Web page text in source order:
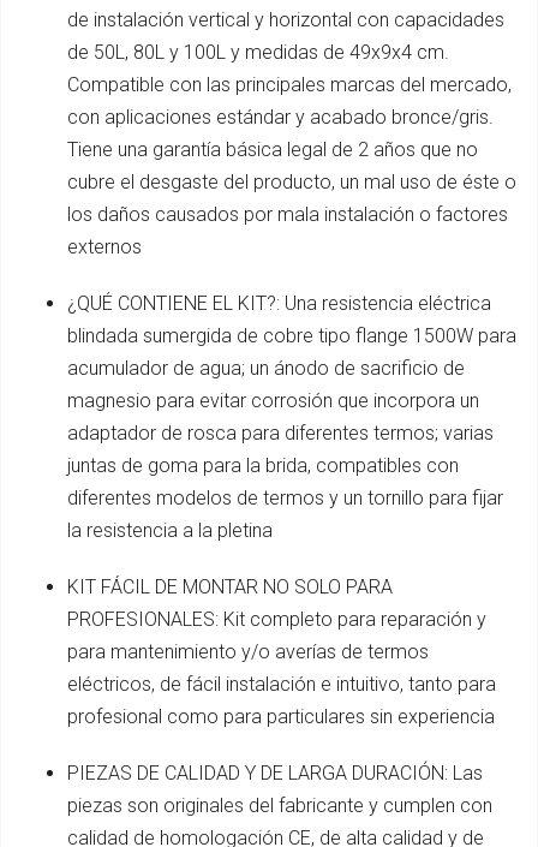
de instalación vertical y horizontal con capacidades
de 50L, 80L y 100L y medidas de 49x9x4 cm.
Compatible con las principales marcas del mercado,
con aplicaciones estándar y acabado bronce/gris.
Tiene una garantía básica legal de 2 años que no
cubre el desgaste del producto, un mal uso de éste o
los daños causados por mala instalación o factores
externos
¿QUÉ CONTIENE EL KIT?: Una resistencia eléctrica
blindada sumergida de cobre tipo flange 1500W para
acumulador de agua; un ánodo de sacrificio de
magnesio para evitar corrosión que incorpora un
adaptador de rosca para diferentes termos; varias
juntas de goma para la brida, compatibles con
diferentes modelos de termos y un tornillo para fijar
la resistencia a la pletina
KIT FÁCIL DE MONTAR NO SOLO PARA
PROFESIONALES: Kit completo para reparación y
para mantenimiento y/o averías de termos
eléctricos, de fácil instalación e intuitivo, tanto para
profesional como para particulares sin experiencia
PIEZAS DE CALIDAD Y DE LARGA DURACIÓN: Las
piezas son originales del fabricante y cumplen con
calidad de homologación CE, de alta calidad y de